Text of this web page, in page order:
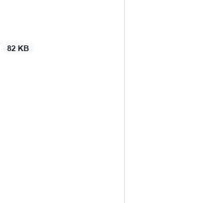
82 KB